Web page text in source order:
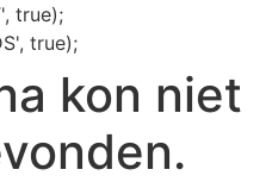
true);
true);
kon niet